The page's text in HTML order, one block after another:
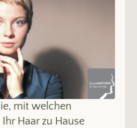
mit welchen
Haar zu Hause